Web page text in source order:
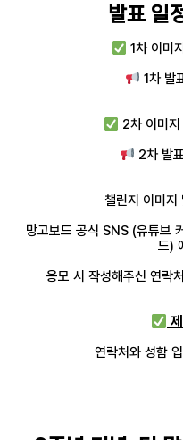
발표 일
1차 이미
1차 발
2차 이미
2차 발
챌린지 이미지
망고보드 공식 SNS (유튜브
드)
응모 시 작성해주신 연락
연락처와 성함